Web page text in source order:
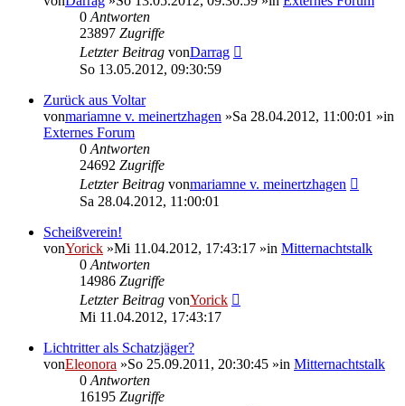
0 Antworten
23897 Zugriffe
Letzter Beitrag vonDarrag
So 13.05.2012, 09:30:59
Zurück aus Voltar
vonmariamne v. meinertzhagen »Sa 28.04.2012, 11:00:01 »in
Externes Forum
0 Antworten
24692 Zugriffe
Letzter Beitrag vonmariamne v. meinertzhagen
Sa 28.04.2012, 11:00:01
Scheißverein!
vonYorick »Mi 11.04.2012, 17:43:17 »in Mitternachtstalk
0 Antworten
14986 Zugriffe
Letzter Beitrag vonYorick
Mi 11.04.2012, 17:43:17
Lichtritter als Schatzjäger?
vonEleonora »So 25.09.2011, 20:30:45 »in Mitternachtstalk
0 Antworten
16195 Zugriffe